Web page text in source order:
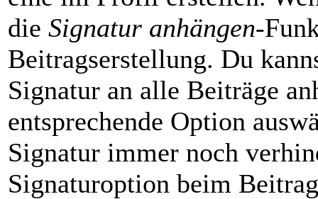
die Signatur anhängen-
Beitragserstellung. Du
Signatur an alle Beiträge
entsprechende Option
Signatur immer noch
Signaturoption beim